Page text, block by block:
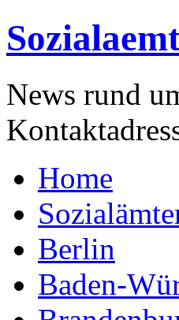
News rund
Home
Berlin
Baden-